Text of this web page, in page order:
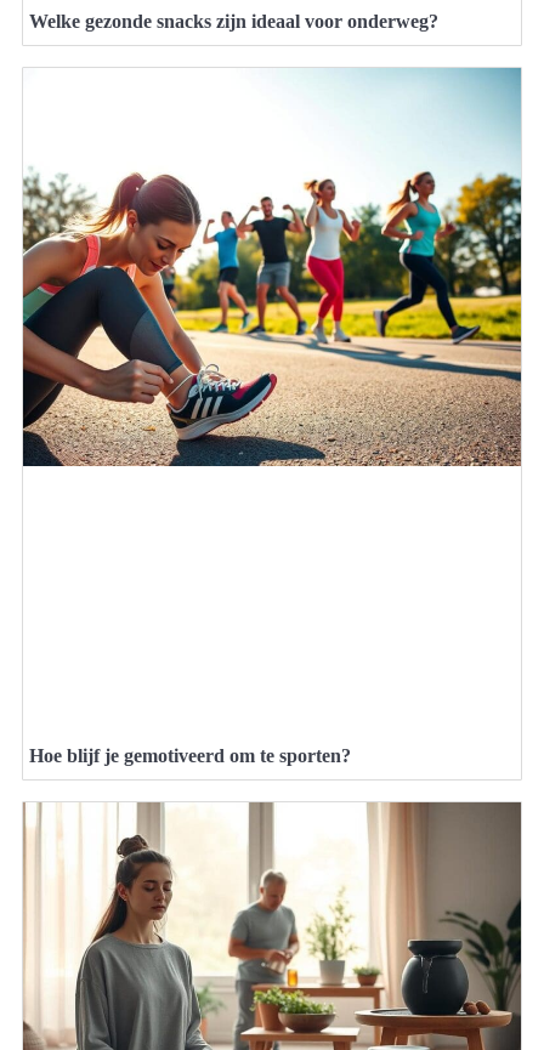
Welke gezonde snacks zijn ideaal voor onderweg?
Hoe blijf je gemotiveerd om te sporten?